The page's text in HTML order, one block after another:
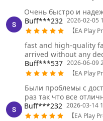
Очень быстро и
Buff***232 2026-02-05
【EA Play
fast and high-quality
arrived without any
Buff***537 2026-06-09
【EA Play
Были проблемы с
раз так что все
Buff***232 2026-03-14
【EA Play